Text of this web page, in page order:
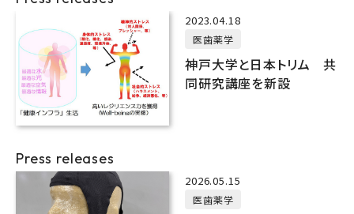
2023.04.18
医歯薬学
神戸大学と日本トリム 共
同研究講座を新設
Press releases
2026.05.15
医歯薬学